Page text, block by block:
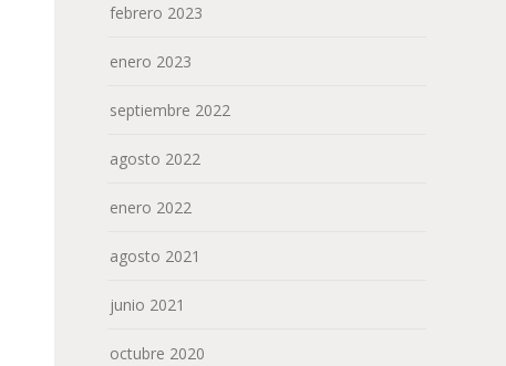
febrero 2023
enero 2023
septiembre 2022
agosto 2022
enero 2022
agosto 2021
junio 2021
octubre 2020